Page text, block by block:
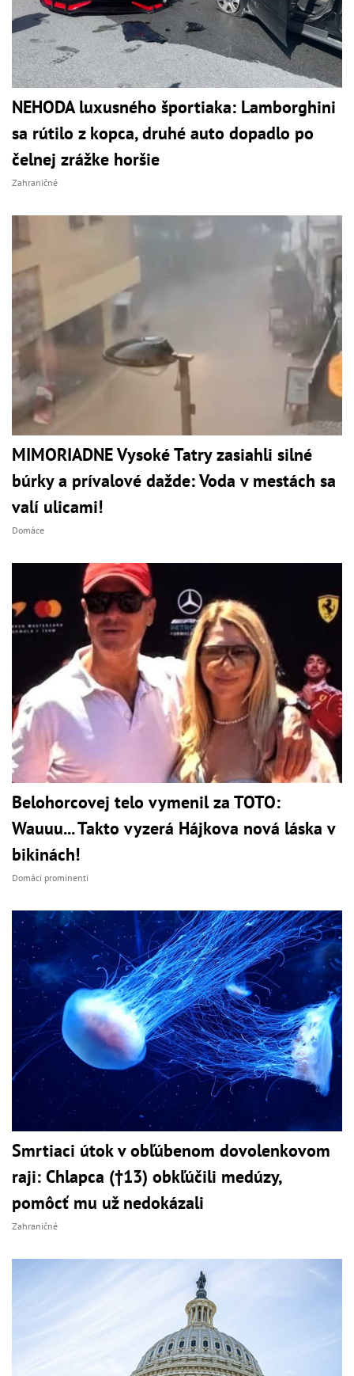
NEHODA luxusného športiaka: Lamborghini
sa rútilo z kopca, druhé auto dopadlo po
čelnej zrážke horšie
Zahraničné
MIMORIADNE Vysoké Tatry zasiahli silné
búrky a prívalové dažde: Voda v mestách sa
valí ulicami!
Domáce
Belohorcovej telo vymenil za TOTO:
Wauuu... Takto vyzerá Hájkova nová láska v
bikinách!
Domáci prominenti
Smrtiaci útok v obľúbenom dovolenkovom
raji: Chlapca (†13) obkľúčili medúzy,
pomôcť mu už nedokázali
Zahraničné